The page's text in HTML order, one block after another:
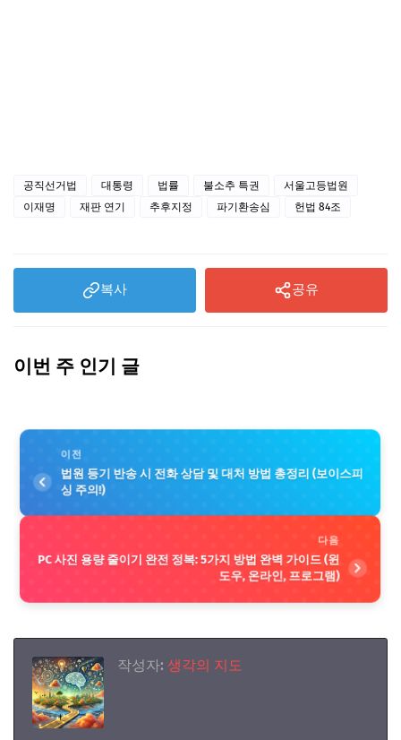
공직선거법 대통령 법률 불소추 특권
서울고등법원
이재명
재판 연기 추후지정 파기환송심 헌법 84조
복사 공유
이번 주 인기 글
이전
법원 등기 반송 시 전화 상담 및 대처 방법 총정리 (보이스피
싱 주의!)
다음
PC 사진 용량 줄이기 완전 정복: 5가지 방법 완벽 가이드 (윈
도우, 온라인, 프로그램)
작성자: 생각의 지도